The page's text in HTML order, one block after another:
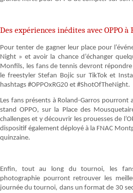
Des expériences inédites avec OPPO à
Pour tenter de gagner leur place pour
Night » et avoir la chance d’échanger
Monfils, les fans de tennis devront répondre
le freestyler Stefan Bojic sur TikTok et
hashtags #OPPOxRG20 et #ShotOfTheNight.
Les fans présents à Roland-Garros pourront
stand OPPO, sur la Place des
challenges et y découvrir les prouesses de
dispositif également déployé à la FNAC
quinzaine.
Enfin, tout au long du tournoi, les
photographie pourront retrouver les
journée du tournoi, dans un format de 30